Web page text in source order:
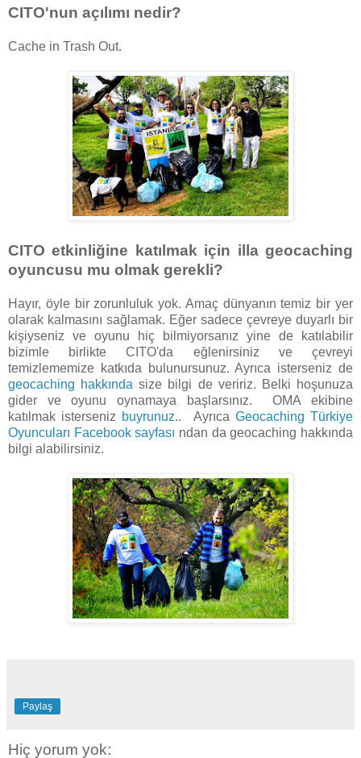
CITO'nun açılımı nedir?
Cache in Trash Out.
CITO etkinliğine katılmak için illa geocaching
oyuncusu mu olmak gerekli?
Hayır, öyle bir zorunluluk yok. Amaç dünyanın temiz bir yer
olarak kalmasını sağlamak. Eğer sadece çevreye duyarlı bir
kişiyseniz ve oyunu hiç bilmiyorsanız yine de katılabilir
bizimle birlikte CITO'da eğlenirsiniz ve çevreyi
temizlememize katkıda bulunursunuz. Ayrıca isterseniz de
geocaching hakkında size bilgi de veririz. Belki hoşunuza
gider ve oyunu oynamaya başlarsınız. OMA ekibine
katılmak isterseniz buyrunuz.. Ayrıca Geocaching Türkiye
Oyuncuları Facebook sayfası ndan da geocaching hakkında
bilgi alabilirsiniz.
Paylaş
Hiç yorum yok: